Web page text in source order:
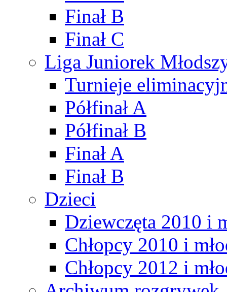
Finał B
Finał C
Liga Juniorek
Turnieje
Półfinał A
Półfinał B
Finał A
Finał B
Dzieci
Dziewczęta 2010 i
Chłopcy 2010 i
Chłopcy 2012 i